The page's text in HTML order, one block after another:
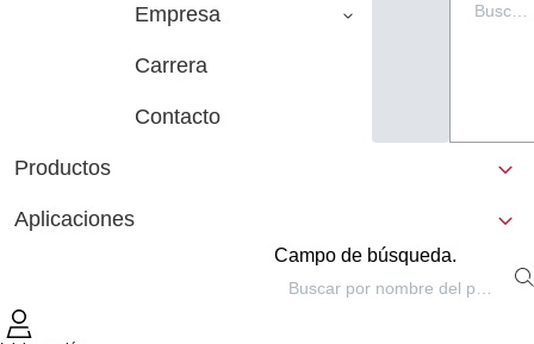
Empresa
Carrera
Contacto
Productos
Aplicaciones
Campo de búsqueda.